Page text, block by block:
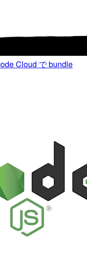
Cloud で bundle